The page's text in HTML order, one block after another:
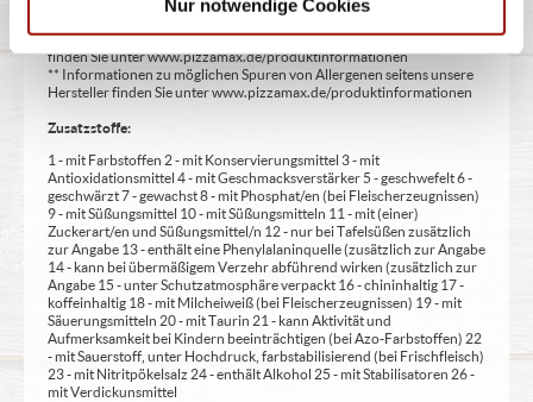
Nur notwendige Cookies
* Weitere Produktinformationen zu vorverpackten Lebensmitteln
finden Sie unter www.pizzamax.de/produktinformationen
** Informationen zu möglichen Spuren von Allergenen seitens unsere
Hersteller finden Sie unter www.pizzamax.de/produktinformationen
Zusatzstoffe:
1 - mit Farbstoffen 2 - mit Konservierungsmittel 3 - mit
Antioxidationsmittel 4 - mit Geschmacksverstärker 5 - geschwefelt 6 -
geschwärzt 7 - gewachst 8 - mit Phosphat/en (bei Fleischerzeugnissen)
9 - mit Süßungsmittel 10 - mit Süßungsmitteln 11 - mit (einer)
Zuckerart/en und Süßungsmittel/n 12 - nur bei Tafelsüßen zusätzlich
zur Angabe 13 - enthält eine Phenylalaninquelle (zusätzlich zur Angabe
14 - kann bei übermäßigem Verzehr abführend wirken (zusätzlich zur
Angabe 15 - unter Schutzatmosphäre verpackt 16 - chininhaltig 17 -
koffeinhaltig 18 - mit Milcheiweiß (bei Fleischerzeugnissen) 19 - mit
Säuerungsmitteln 20 - mit Taurin 21 - kann Aktivität und
Aufmerksamkeit bei Kindern beeinträchtigen (bei Azo-Farbstoffen) 22
- mit Sauerstoff, unter Hochdruck, farbstabilisierend (bei Frischfleisch)
23 - mit Nitritpökelsalz 24 - enthält Alkohol 25 - mit Stabilisatoren 26 -
mit Verdickunsmittel